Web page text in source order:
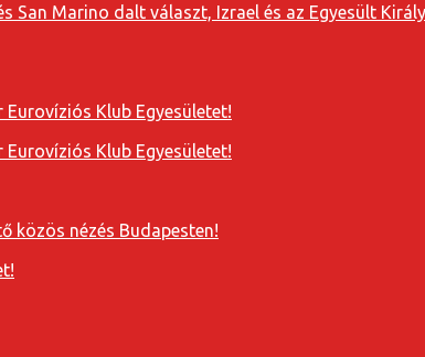
San Marino dalt választ, Izrael és az Egyesült
Klub Egyesületet!
Klub Egyesületet!
közös nézés Budapesten!